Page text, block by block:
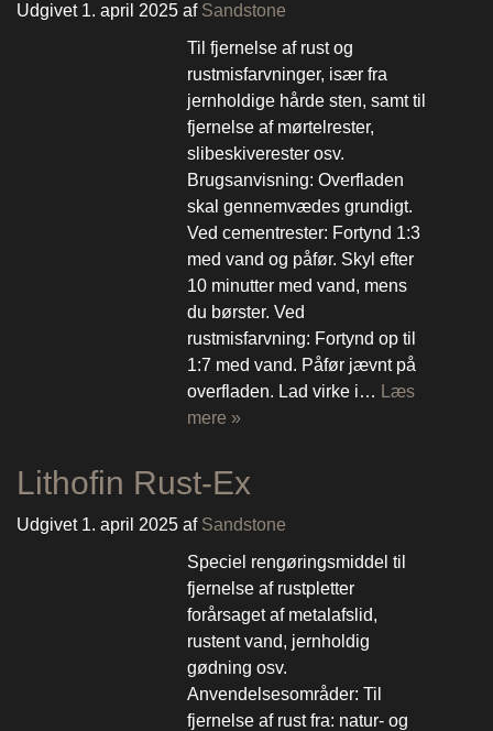
Udgivet 1. april 2025 af Sandstone
Til fjernelse af rust og
rustmisfarvninger, især fra
jernholdige hårde sten, samt til
fjernelse af mørtelrester,
slibeskiverester osv.
Brugsanvisning: Overfladen
skal gennemvædes grundigt.
Ved cementrester: Fortynd 1:3
med vand og påfør. Skyl efter
10 minutter med vand, mens
du børster. Ved
rustmisfarvning: Fortynd op til
1:7 med vand. Påfør jævnt på
overfladen. Lad virke i… Læs
mere »
Lithofin Rust-Ex
Udgivet 1. april 2025 af Sandstone
Speciel rengøringsmiddel til
fjernelse af rustpletter
forårsaget af metalafslid,
rustent vand, jernholdig
gødning osv.
Anvendelsesområder: Til
fjernelse af rust fra: natur- og